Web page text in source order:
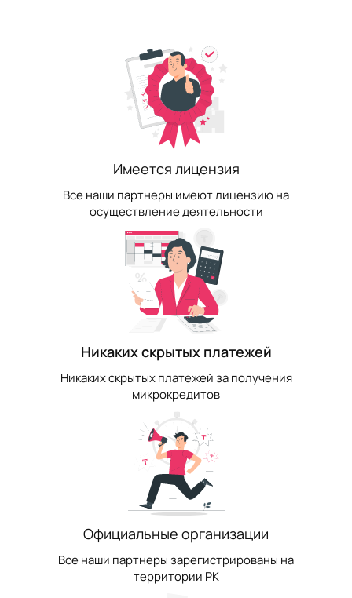
Имеется лицензия
Все наши партнеры имеют лицензию на
осуществление деятельности
Никаких скрытых платежей
Никаких скрытых платежей за получения
микрокредитов
Официальные организации
Все наши партнеры зарегистрированы на
территории РК